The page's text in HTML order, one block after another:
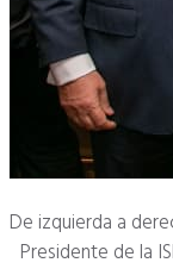
De izquierda a
Presidente de la